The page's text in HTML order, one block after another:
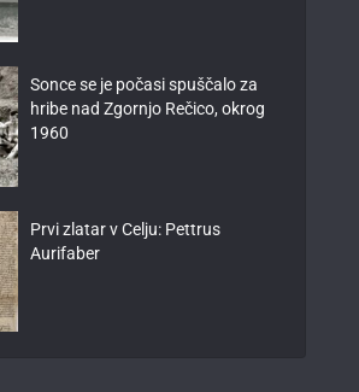
Sonce se je počasi spuščalo za
hribe nad Zgornjo Rečico, okrog
1960
Prvi zlatar v Celju: Pettrus
Aurifaber